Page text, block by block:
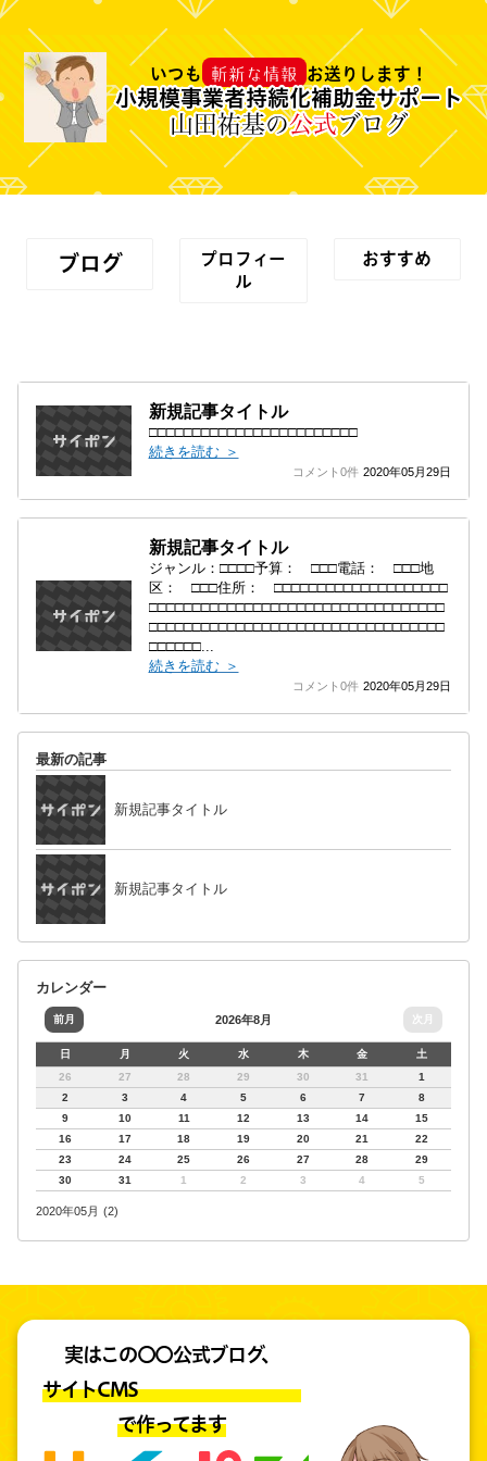
いつも 斬新な情報 お送りします！
小規模事業者持続化補助金サポート
山田祐基の公式ブログ
ブログ
プロフィー
ル
おすすめ
新規記事タイトル
□□□□□□□□□□□□□□□□□□□□□□□□
続きを読む ＞
コメント0件 2020年05月29日
新規記事タイトル
ジャンル：□□□□予算： □□□電話： □□□地
区： □□□住所： □□□□□□□□□□□□□□□□□□□□
□□□□□□□□□□□□□□□□□□□□□□□□□□□□□□□□□□
□□□□□□□□□□□□□□□□□□□□□□□□□□□□□□□□□□
□□□□□□...
続きを読む ＞
コメント0件 2020年05月29日
最新の記事
新規記事タイトル
新規記事タイトル
カレンダー
前月 2026年8月 次月
日 月 火 水 木 金
土
26
27 28 29 30 31
1
2
3 4 5 6 7
8
9
10 11 12 13 14
15
16
17 18 19 20 21
22
23
24 25 26 27 28
29
30
31 1 2 3 4 5
2020年05月 (2)
実はこの〇〇公式ブログ、
サイトCMS
で作ってます